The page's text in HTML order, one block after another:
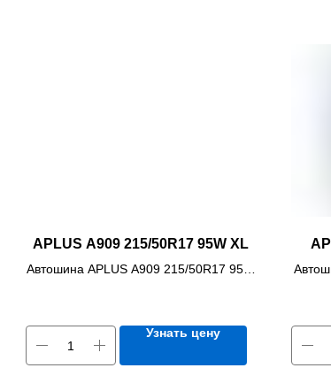
APLUS A909 215/50R17 95W XL
Автошина APLUS A909 215/50R17 95W
Узнать цену